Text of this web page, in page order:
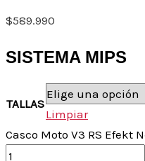
$589.990
SISTEMA MIPS
TALLAS
Limpiar
Casco Moto V3 RS Efekt